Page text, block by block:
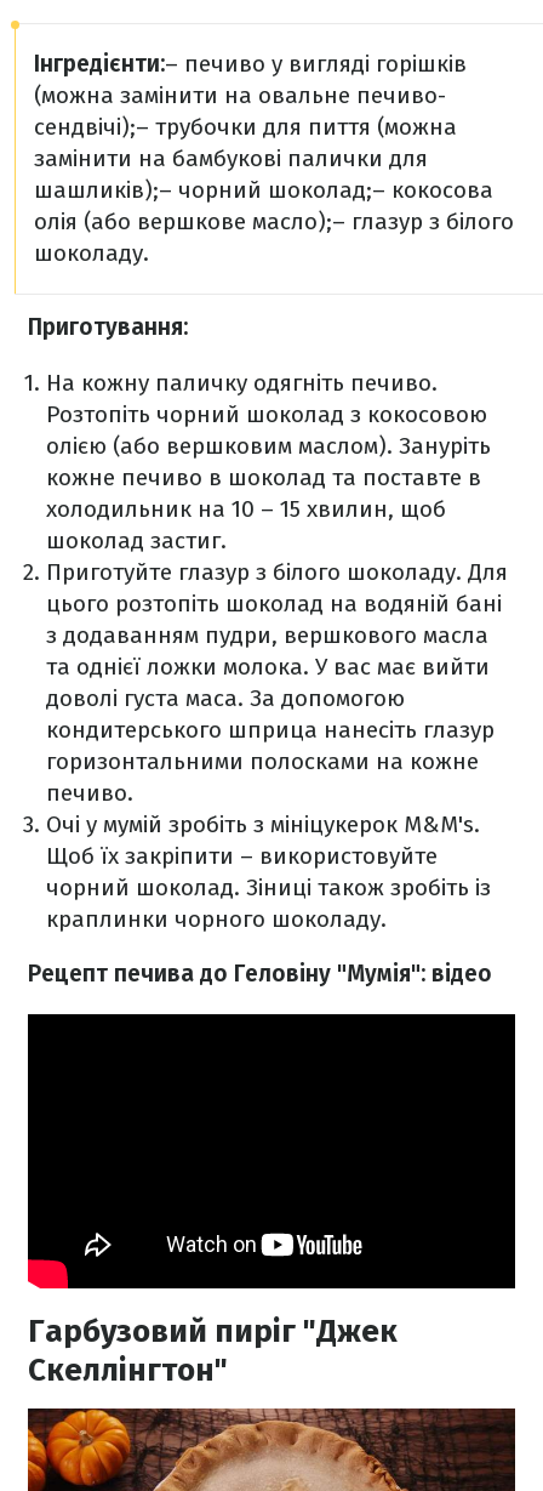
Інгредієнти:– печиво у вигляді горішків
(можна замінити на овальне печиво-
сендвічі);– трубочки для пиття (можна
замінити на бамбукові палички для
шашликів);– чорний шоколад;– кокосова
олія (або вершкове масло);– глазур з білого
шоколаду.
Приготування:
На кожну паличку одягніть печиво.
Розтопіть чорний шоколад з кокосовою
олією (або вершковим маслом). Зануріть
кожне печиво в шоколад та поставте в
холодильник на 10 – 15 хвилин, щоб
шоколад застиг.
Приготуйте глазур з білого шоколаду. Для
цього розтопіть шоколад на водяній бані
з додаванням пудри, вершкового масла
та однієї ложки молока. У вас має вийти
доволі густа маса. За допомогою
кондитерського шприца нанесіть глазур
горизонтальними полосками на кожне
печиво.
Очі у мумій зробіть з мініцукерок M&M's.
Щоб їх закріпити – використовуйте
чорний шоколад. Зіниці також зробіть із
краплинки чорного шоколаду.
Рецепт печива до Геловіну "Мумія": відео
Гарбузовий пиріг "Джек
Скеллінгтон"